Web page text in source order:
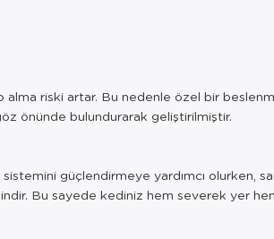
alma riski artar. Bu nedenle özel bir
önünde bulundurarak geliştirilmiştir.
güçlendirmeye yardımcı olurken,
Bu sayede kediniz hem severek yer